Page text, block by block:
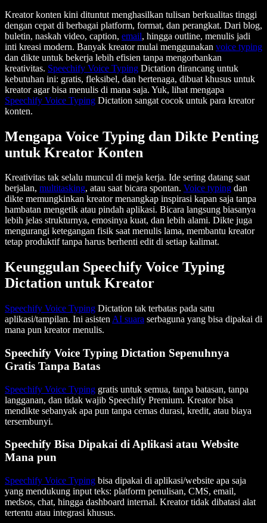
Kreator konten kini dituntut menghasilkan tulisan berkualitas tinggi
dengan cepat di berbagai platform, format, dan perangkat. Dari blog,
buletin, naskah video, caption, email, hingga outline, menulis jadi
inti kreasi modern. Banyak kreator mulai menggunakan voice typing
dan dikte untuk bekerja lebih efisien tanpa mengorbankan
kreativitas. Speechify Voice Typing Dictation dirancang untuk
kebutuhan ini: gratis, fleksibel, dan bertenaga, dibuat khusus untuk
kreator agar bisa menulis di mana saja. Yuk, lihat mengapa
Speechify Voice Typing Dictation sangat cocok untuk para kreator
konten.
Mengapa Voice Typing dan Dikte Penting
untuk Kreator Konten
Kreativitas tak selalu muncul di meja kerja. Ide sering datang saat
berjalan, multitasking, atau saat bicara spontan. Voice typing dan
dikte memungkinkan kreator menangkap inspirasi kapan saja tanpa
hambatan mengetik atau pindah aplikasi. Bicara langsung biasanya
lebih jelas strukturnya, emosinya kuat, dan lebih alami. Dikte juga
mengurangi ketegangan fisik saat menulis lama, membantu kreator
tetap produktif tanpa harus berhenti edit di setiap kalimat.
Keunggulan Speechify Voice Typing
Dictation untuk Kreator
Speechify Voice Typing Dictation tak terbatas pada satu
aplikasi/tampilan. Ini asisten AI suara serbaguna yang bisa dipakai di
mana pun kreator menulis.
Speechify Voice Typing Dictation Sepenuhnya
Gratis Tanpa Batas
Speechify Voice Typing gratis untuk semua, tanpa batasan, tanpa
langganan, dan tidak wajib Speechify Premium. Kreator bisa
mendikte sebanyak apa pun tanpa cemas durasi, kredit, atau biaya
tersembunyi.
Speechify Bisa Dipakai di Aplikasi atau Website
Mana pun
Speechify Voice Typing bisa dipakai di aplikasi/website apa saja
yang mendukung input teks: platform penulisan, CMS, email,
medsos, chat, hingga dashboard internal. Kreator tidak dibatasi alat
tertentu atau integrasi khusus.